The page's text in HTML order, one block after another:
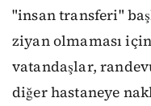
"insan transferi"
ziyan olmaması
vatandaşlar,
diğer hastaneye